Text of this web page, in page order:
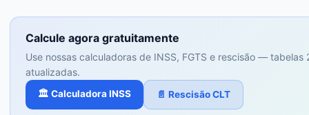
Calcule agora gratuitamente
Use nossas calculadoras de INSS, FGTS e rescisão — tabelas
atualizadas.
🏛️ Calculadora INSS 📄 Rescisão CLT